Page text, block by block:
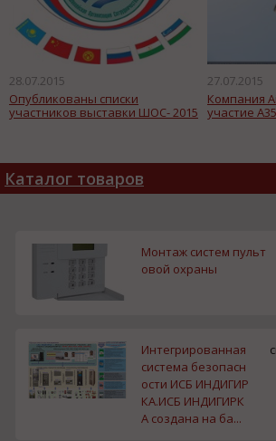
28.07.2015
Опубликованы списки
участников выставки ШОС- 2015
27.07.2015
Компания
участие
Каталог товаров
Монтаж систем пульт
овой охраны
Интегрированная
система безопасн
ости ИСБ ИНДИГИР
КА.ИСБ ИНДИГИРК
А создана на ба...